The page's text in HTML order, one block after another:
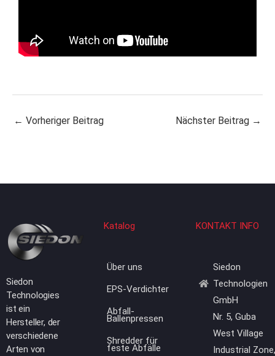
← Vorheriger Beitrag Nächster Beitrag →
KONTAKT INFO
Siedon
Technologien
GmbH
Nr. 5, Guba
West Village
Industrial Zone,
Katalog
Über uns
EPS-Verdichter
Abfall-
Ballenpressen
Shredder für
feste Abfälle
Siedon
Technologies
ist ein
Hersteller, der
verschiedene
Arten von